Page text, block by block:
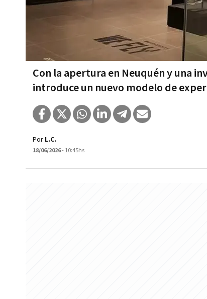
Con la apertura en Neuquén y una
introduce un nuevo modelo de
Por L.C.
18/06/2026- 10:45hs